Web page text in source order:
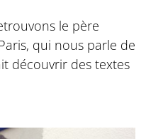
le père
qui nous parle de
découvrir des textes